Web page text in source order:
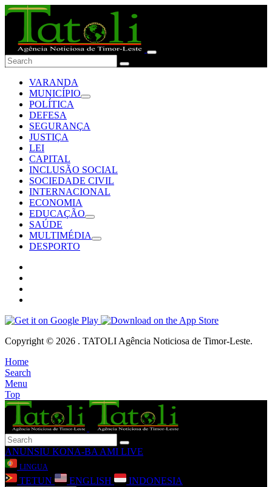
VARANDA
MUNICÍPIO
POLÍTICA
DEFESA
SEGURANÇA
JUSTIÇA
LEI
CAPITAL
INCLUSÃO SOCIAL
SOCIEDADE CIVIL
INTERNACIONAL
ECONOMIA
EDUCAÇÃO
SAÚDE
MULTIMÉDIA
DESPORTO
Copyright © 2026 . TATOLI Agência Noticiosa de Timor-Leste.
Home
Search
Menu
Top
ANUNSIU KONA-BA AMI LIVE
LINGUA
TETUN ENGLISH INDONESIA